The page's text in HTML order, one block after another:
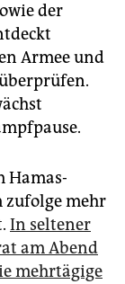
der
Armee und
Hamas-
mehr
In seltener
am Abend
mehrtägige